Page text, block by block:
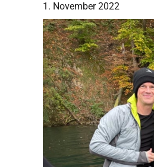
1. November 2022